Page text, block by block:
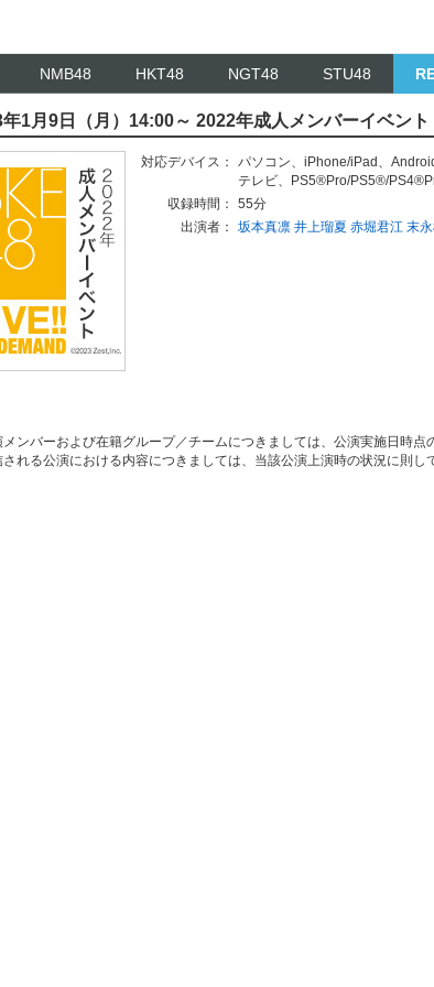
NMB48 HKT48 NGT48 STU48
1月9日（月）14:00～ 2022年成人メンバーイベント
対応デバイス： パソコン、 iPhone/iPad 、
テレビ、
PS5®Pro/PS5®/
収録時間：
55分
出演者：
坂本真凛 井上瑠夏 赤堀君江 末
ンバーおよび在籍グループ／チームにつきましては、公演実施日時点
れる公演における内容につきましては、当該公演上演時の状況に則し